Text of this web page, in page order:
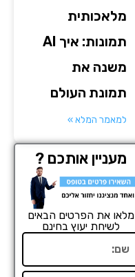
מלאכותית
תמונות: איך AI
משנה את
תמונת העולם
למאמר המלא »
מעניין אותכם ?
מלאו את הפרטים הבאים
לשיחת יעוץ בחינם